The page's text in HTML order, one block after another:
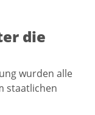
die
wurden alle
staatlichen